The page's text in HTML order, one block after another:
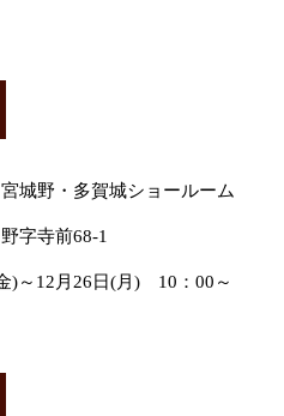
城野・多賀城ショールーム
字寺前68-1
)～12月26日(月) 10：00～